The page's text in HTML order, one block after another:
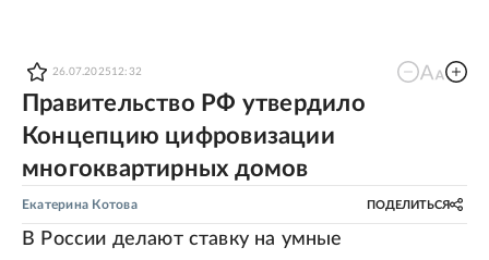
26.07.2025 12:32
Правительство РФ утвердило
Концепцию цифровизации
многоквартирных домов
Екатерина Котова ПОДЕЛИТЬСЯ
В России делают ставку на умные